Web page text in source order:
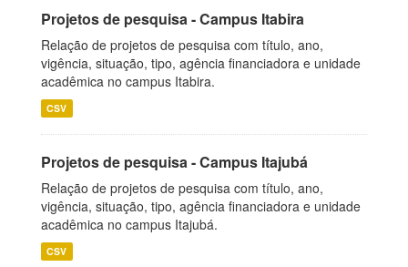
Projetos de pesquisa - Campus Itabira
Relação de projetos de pesquisa com título, ano,
vigência, situação, tipo, agência financiadora e unidade
acadêmica no campus Itabira.
CSV
Projetos de pesquisa - Campus Itajubá
Relação de projetos de pesquisa com título, ano,
vigência, situação, tipo, agência financiadora e unidade
acadêmica no campus Itajubá.
CSV